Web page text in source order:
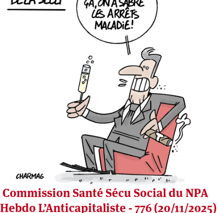
Commission Santé Sécu Social du NPA
Hebdo L’Anticapitaliste - 776 (20/11/2025)